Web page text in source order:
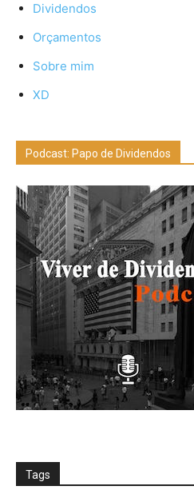
Dividendos
Orçamentos
Sobre mim
XD
Podcast: Papo de Dividendos
Tags